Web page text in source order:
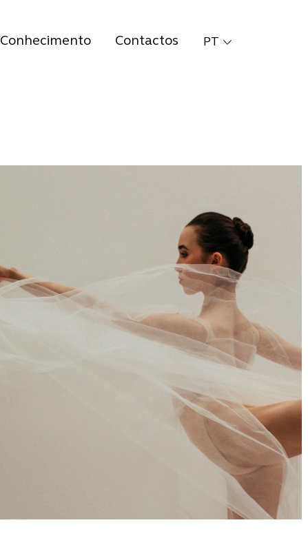
Conhecimento Contactos PT